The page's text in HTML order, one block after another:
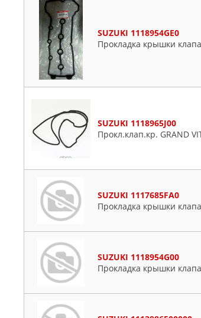
SUZUKI 1118954GE0
Прокладка крышки
SUZUKI 1118965J00
Прокл.клап.кр. GRAND
SUZUKI 1117685FA0
Пpокладка крышки
SUZUKI 1118954G00
Прокладка крышки